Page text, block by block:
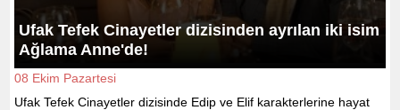
Ufak Tefek Cinayetler dizisinden ayrılan iki isim
Ağlama Anne'de!
08 Ekim Pazartesi
Ufak Tefek Cinayetler dizisinde Edip ve Elif karakterlerine hayat